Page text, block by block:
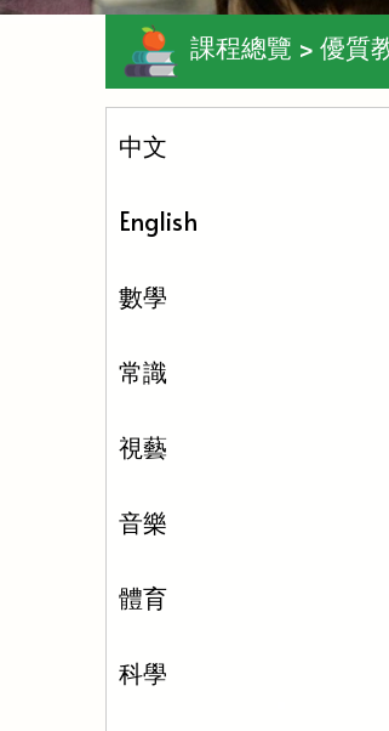
課程總覽 > 優質
中文
English
數學
常識
視藝
音樂
體育
科學